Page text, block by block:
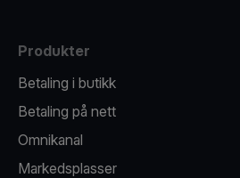
Produkter
Betaling i butikk
Betaling på nett
Omnikanal
Markedsplasser